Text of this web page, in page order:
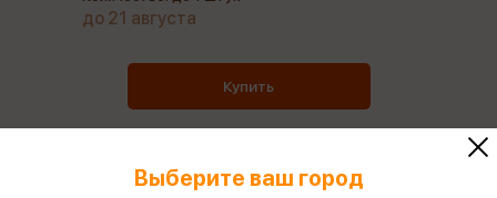
до 21 августа
Купить
Выберите ваш город